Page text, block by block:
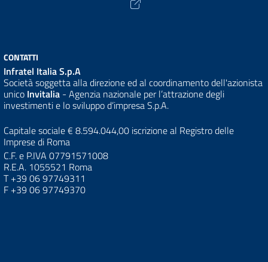
CONTATTI
Infratel Italia S.p.A
Società soggetta alla direzione ed al coordinamento dell'azionista
unico Invitalia - Agenzia nazionale per l’attrazione degli
investimenti e lo sviluppo d’impresa S.p.A.
Capitale sociale € 8.594.044,00 iscrizione al Registro delle
Imprese di Roma
C.F. e P.IVA 07791571008
R.E.A. 1055521 Roma
T +39 06 97749311
F +39 06 97749370